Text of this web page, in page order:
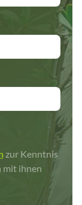
zur Kenntnis
mit ihnen